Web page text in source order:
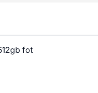
fot